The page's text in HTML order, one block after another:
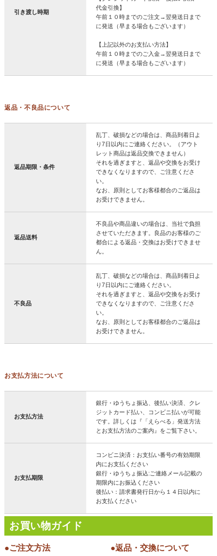
引き渡し時期
代金引換】
午前１０時までのご注文→翌発送日まで
に発送（早まる場合もございます）
【上記以外のお支払い方法】
午前１０時までのご入金→翌発送日まで
に発送（早まる場合もございます）
返品・不良品について
返品期限・条件
乱丁、破損などの場合は、商品到着日よ
り7日以内にご連絡ください。（アウト
レット商品は返品交換できません）
それを過ぎますと、返品や交換をお受け
できなくなりますので、ご注意くださ
い。
なお、原則としてお客様都合のご返品は
お受けできません。
返品送料
不良品や商品違いの場合は、当社で負担
させていただきます。良品のお客様のご
都合による返品・交換はお受けできませ
ん。
不良品
乱丁、破損などの場合は、商品到着日よ
り7日以内にご連絡ください。
それを過ぎますと、返品や交換をお受け
できなくなりますので、ご注意くださ
い。
なお、原則としてお客様都合のご返品は
お受けできません。
お支払方法について
お支払方法
銀行・ゆうちょ振込、後払い決済、クレ
ジットカード払い、コンビニ払いが可能
です。詳しくは『「えらべる」発送方法
とお支払方法のご案内』をご覧下さい。
お支払期限
コンビニ決済：お支払い番号の有効期限
内にお支払ください
銀行・ゆうちょ振込:ご連絡メール記載の
期限内にお振込ください
後払い：請求書発行日から１４日以内に
お支払ください
お買い物ガイド
●ご注文方法 ●返品・交換について